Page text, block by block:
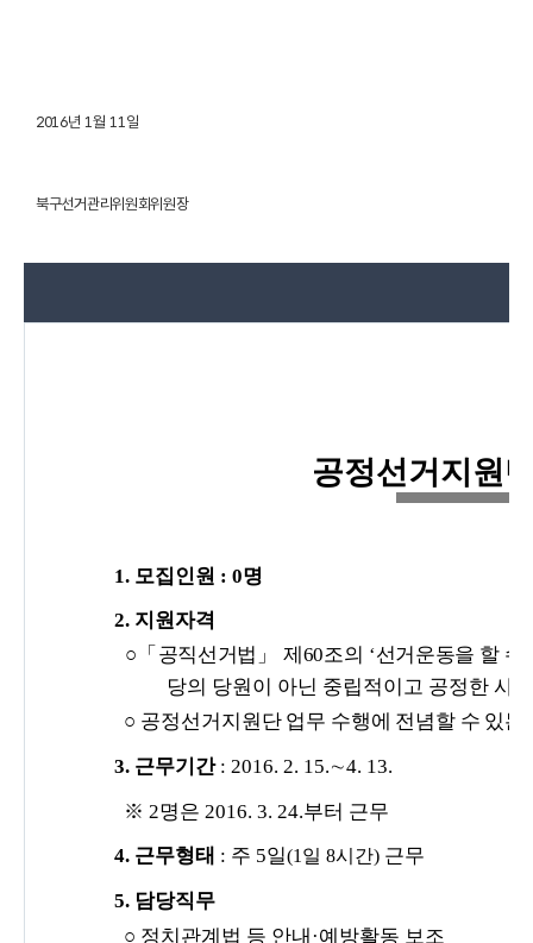
2016년 1월 11일
북구선거관리위원회위원장